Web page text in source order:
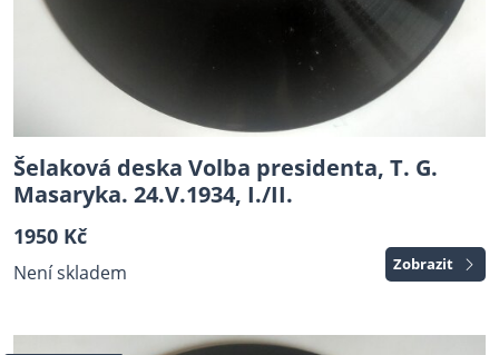
Šelaková deska Volba presidenta, T. G.
Masaryka. 24.V.1934, I./II.
1950 Kč
Není skladem Zobrazit